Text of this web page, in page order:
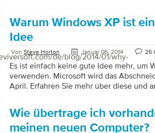
de/blog/2014/01/why-
Warum Windows XP ist
Idee
Von Steve Horton Januar 06, 2014 26
Es ist einfach keine gute Idee mehr, um
verwenden. Microsoft wird das
April. Erfahren Sie mehr über diese und
Wie übertrage ich
meinen neuen Computer?